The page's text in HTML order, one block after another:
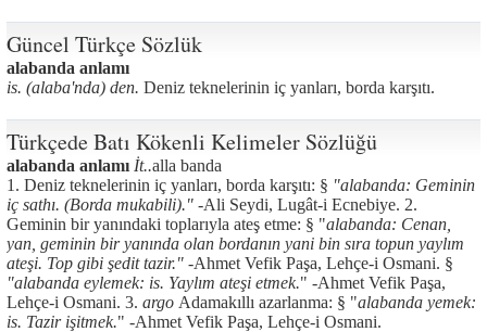
Güncel Türkçe Sözlük
alabanda anlamı
is. (alaba'nda) den. Deniz teknelerinin iç yanları, borda karşıtı.
Türkçede Batı Kökenli Kelimeler Sözlüğü
alabanda anlamı İt..alla banda
1. Deniz teknelerinin iç yanları, borda karşıtı: § "alabanda: Geminin
iç sathı. (Borda mukabili)." -Ali Seydi, Lugât-i Ecnebiye. 2.
Geminin bir yanındaki toplarıyla ateş etme: § "alabanda: Cenan,
yan, geminin bir yanında olan bordanın yani bin sıra topun yaylım
ateşi. Top gibi şedit tazir." -Ahmet Vefik Paşa, Lehçe-i Osmani. §
"alabanda eylemek: is. Yaylım ateşi etmek." -Ahmet Vefik Paşa,
Lehçe-i Osmani. 3. argo Adamakıllı azarlanma: § "alabanda yemek:
is. Tazir işitmek." -Ahmet Vefik Paşa, Lehçe-i Osmani.